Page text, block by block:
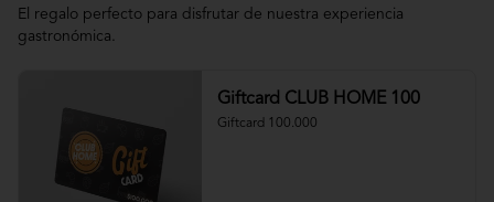
El regalo perfecto para disfrutar de nuestra experiencia
gastronómica.
Giftcard CLUB HOME 100
Giftcard 100.000